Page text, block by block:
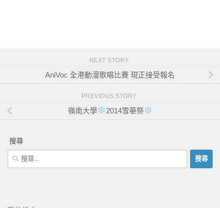
NEXT STORY
AniVoc 全港動漫歌唱比賽 現正接受報名
PREVIOUS STORY
嶺南大學 2014雪華祭
搜尋